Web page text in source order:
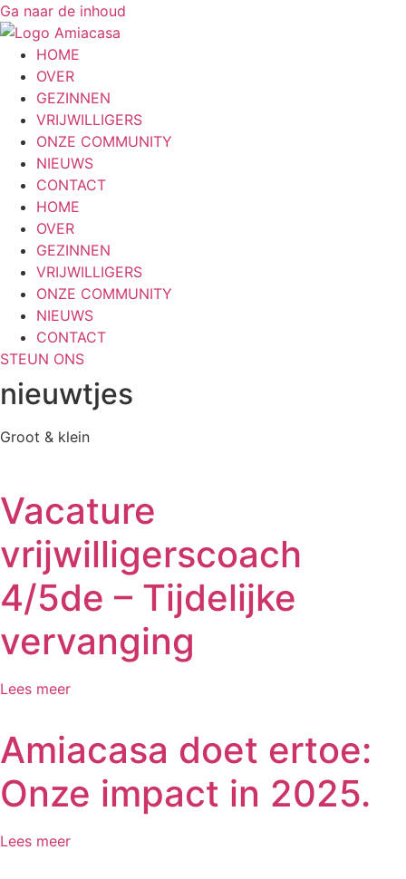
Ga naar de inhoud
HOME
OVER
GEZINNEN
VRIJWILLIGERS
ONZE COMMUNITY
NIEUWS
CONTACT
HOME
OVER
GEZINNEN
VRIJWILLIGERS
ONZE COMMUNITY
NIEUWS
CONTACT
STEUN ONS
nieuwtjes
Groot & klein
Vacature
vrijwilligerscoach
4/5de – Tijdelijke
vervanging
Lees meer
Amiacasa doet ertoe:
Onze impact in 2025.
Lees meer